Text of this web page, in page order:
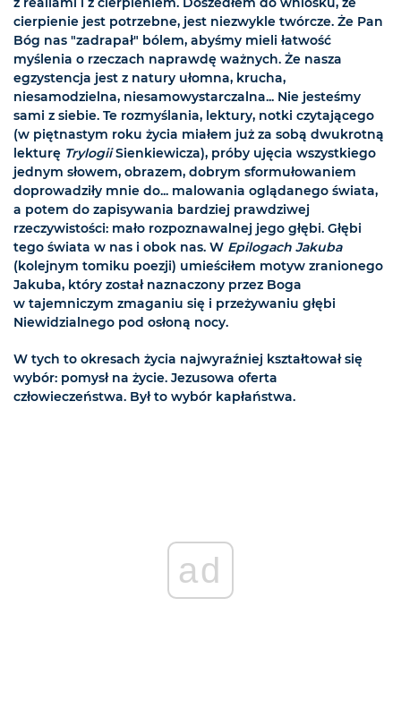
cierpienie jest potrzebne, jest niezwykle twórcze. Że Pan
Bóg nas "zadrapał" bólem, abyśmy mieli łatwość
myślenia o rzeczach naprawdę ważnych. Że nasza
egzystencja jest z natury ułomna, krucha,
niesamodzielna, niesamowystarczalna... Nie jesteśmy
sami z siebie. Te rozmyślania, lektury, notki czytającego
(w piętnastym roku życia miałem już za sobą dwukrotną
lekturę TrylogiiSienkiewicza), próby ujęcia wszystkiego
jednym słowem, obrazem, dobrym sformułowaniem
doprowadziły mnie do... malowania oglądanego świata,
a potem do zapisywania bardziej prawdziwej
rzeczywistości: mało rozpoznawalnej jego głębi. Głębi
tego świata w nas i obok nas. W Epilogach Jakuba
(kolejnym tomiku poezji) umieściłem motyw zranionego
Jakuba, który został naznaczony przez Boga
w tajemniczym zmaganiu się i przeżywaniu głębi
Niewidzialnego pod osłoną nocy.
W tych to okresach życia najwyraźniej kształtował się
wybór: pomysł na życie. Jezusowa oferta
człowieczeństwa. Był to wybór kapłaństwa.
ad